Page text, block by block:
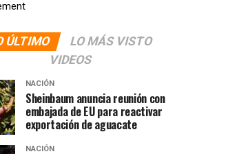
ÚLTIMO
LO MÁS VISTO
VIDEOS
NACIÓN
Sheinbaum anuncia reunión con
embajada de EU para reactivar
exportación de aguacate
NACIÓN